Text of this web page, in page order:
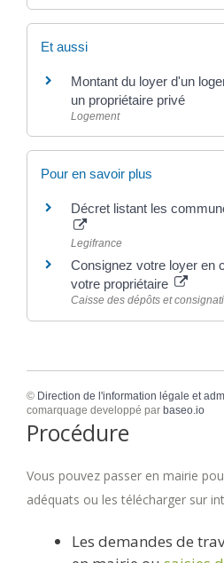
Et aussi
Montant du loyer d'un
un propriétaire privé
Logement
Pour en savoir plus
Décret listant les
Legifrance
Consignez votre loyer en
votre propriétaire
Caisse des dépôts et
© Direction de l'information légale et
comarquage developpé par baseo.io
Procédure
Vous pouvez passer en mairie
adéquats ou les télécharger sur
Les demandes de